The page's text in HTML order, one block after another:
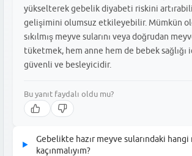
yükselterek gebelik diyabeti riskini
gelişimini olumsuz etkileyebilir. Mümkün
sıkılmış meyve sularını veya doğrudan
tüketmek, hem anne hem de bebek sağlığı
güvenli ve besleyicidir.
Bu yanıt faydalı oldu mu?
▶
Gebelikte hazır meyve sularındaki
kaçınmalıyım?